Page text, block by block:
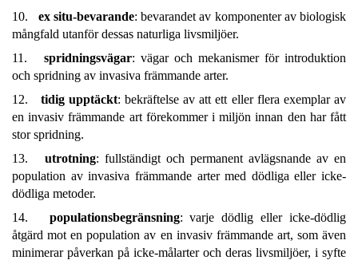
10. ex situ-bevarande: bevarandet av komponenter av biologisk
mångfald utanför dessas naturliga livsmiljöer.
11. spridningsvägar: vägar och mekanismer för introduktion
och spridning av invasiva främmande arter.
12. tidig upptäckt: bekräftelse av att ett eller flera exemplar av
en invasiv främmande art förekommer i miljön innan den har fått
stor spridning.
13. utrotning: fullständigt och permanent avlägsnande av en
population av invasiva främmande arter med dödliga eller icke-
dödliga metoder.
14. populationsbegränsning: varje dödlig eller icke-dödlig
åtgärd mot en population av en invasiv främmande art, som även
minimerar påverkan på icke-målarter och deras livsmiljöer, i syfte